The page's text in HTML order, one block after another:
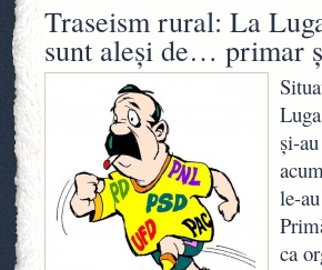
Traseism rural: La
sunt aleşi de… primar
şi-
le-
ca